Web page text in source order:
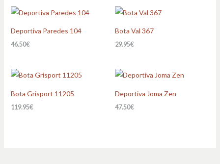
Deportiva Paredes 104
46.50€
Bota Val 367
29.95€
Bota Grisport 11205
119.95€
Deportiva Joma Zen
47.50€